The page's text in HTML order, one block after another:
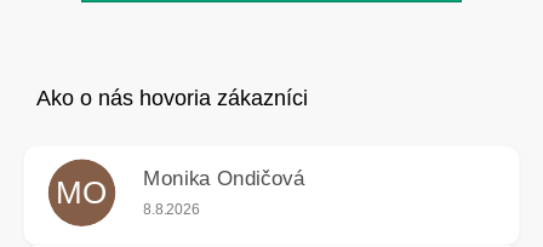
MO Monika Ondičová
Hodnotenie obchodu je 5 z 5 hviezdičiek.
8.8.2026